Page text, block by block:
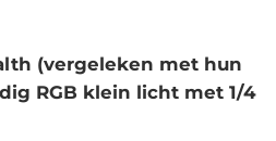
(vergeleken met hun
RGB klein licht met 1/4